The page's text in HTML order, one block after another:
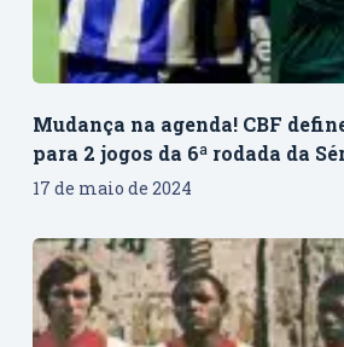
Mudança na agenda! CBF
para 2 jogos da 6ª rodada da
17 de maio de 2024